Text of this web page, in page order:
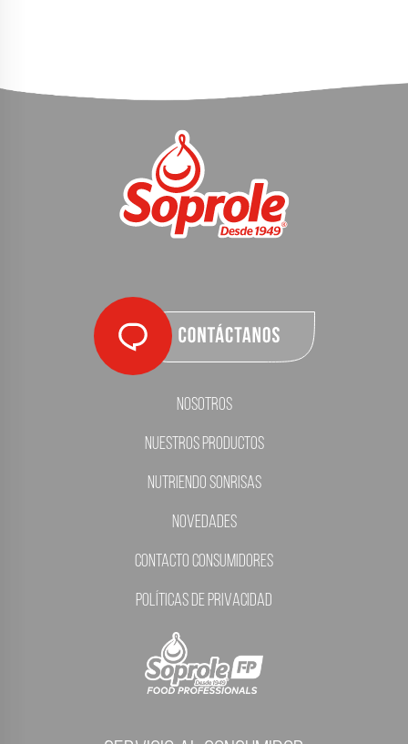
Nosotros
Nuestros Productos
Nutriendo Sonrisas
Novedades
Contacto Consumidores
Políticas de Privacidad